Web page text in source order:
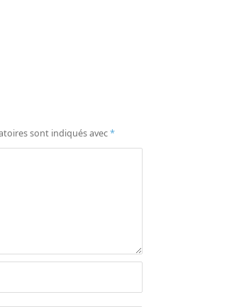
sont indiqués avec*